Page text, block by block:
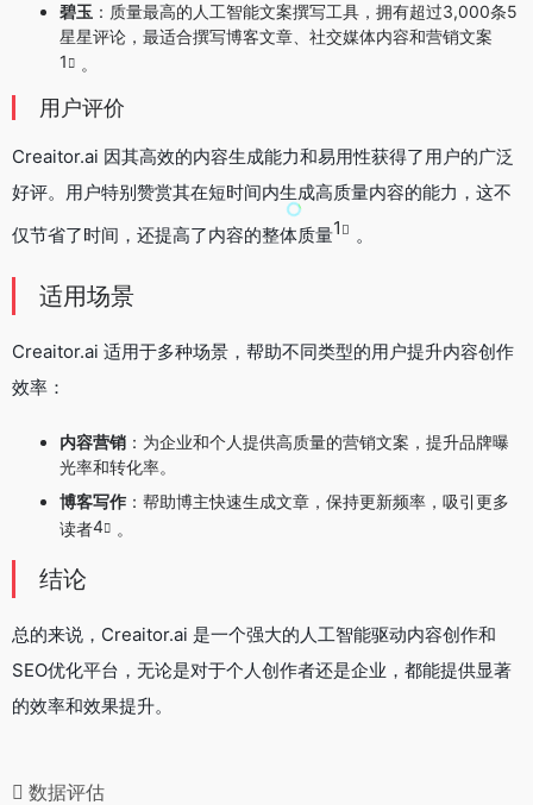
碧玉 ：质量最高的人工智能文案撰写工具，拥有超过3,000条5
星星评论，最适合撰写博客文章、社交媒体内容和营销文案
1
。
用户评价
Creaitor.ai 因其高效的内容生成能力和易用性获得了用户的广泛
好评。用户特别赞赏其在短时间内生成高质量内容的能力，这不
仅节省了时间，还提高了内容的整体质量1 。
适用场景
Creaitor.ai 适用于多种场景，帮助不同类型的用户提升内容创作
效率：
内容营销 ：为企业和个人提供高质量的营销文案，提升品牌曝
光率和转化率。
博客写作 ：帮助博主快速生成文章，保持更新频率，吸引更多
读者4 。
结论
总的来说，Creaitor.ai 是一个强大的人工智能驱动内容创作和
SEO优化平台，无论是对于个人创作者还是企业，都能提供显著
的效率和效果提升。
数据评估